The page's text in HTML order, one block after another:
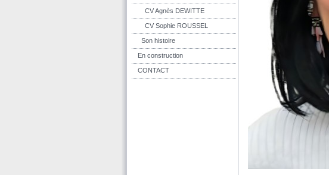
CV Agnès DEWITTE
CV Sophie ROUSSEL
Son histoire
En construction
CONTACT